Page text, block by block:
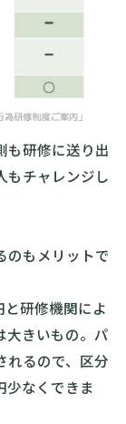
も研修に送り出
もチャレンジし
のもメリットで
研修機関によ
大きいもの。パ
れるので、区分
少なくできま